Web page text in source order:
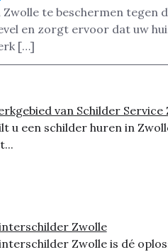
te beschermen
en zorgt ervoor dat uw
[…]
van Schilder Service
u een schilder huren in
Zwolle
Zwolle is dé